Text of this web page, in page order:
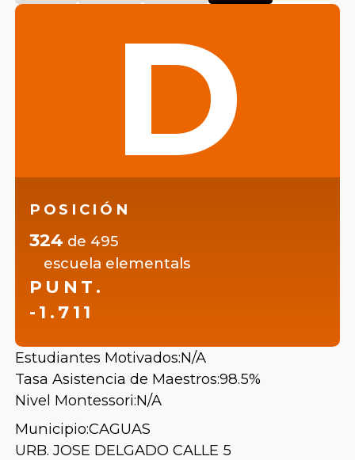
D
POSICIÓN
324 de 495
escuela elementals
PUNT.
-1.711
Estudiantes Motivados:N/A
Tasa Asistencia de Maestros:98.5%
Nivel Montessori:N/A
Municipio:CAGUAS
URB. JOSE DELGADO CALLE 5